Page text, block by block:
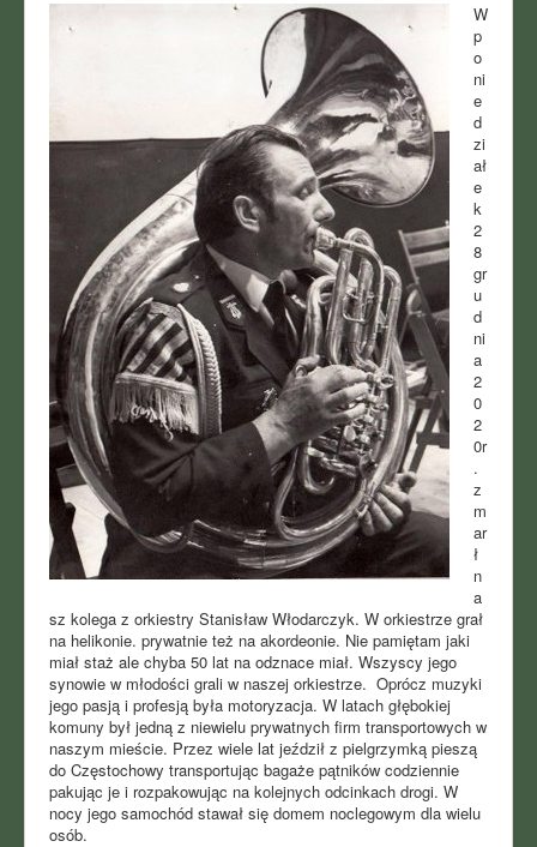
W
p
o
ni
e
d
zi
ał
e
k
2
8
gr
u
d
ni
a
2
0
2
0r
.
z
m
ar
ł
n
a
sz kolega z orkiestry Stanisław Włodarczyk. W orkiestrze grał
na helikonie. prywatnie też na akordeonie. Nie pamiętam jaki
miał staż ale chyba 50 lat na odznace miał. Wszyscy jego
synowie w młodości grali w naszej orkiestrze. Oprócz muzyki
jego pasją i profesją była motoryzacja. W latach głębokiej
komuny był jedną z niewielu prywatnych firm transportowych w
naszym mieście. Przez wiele lat jeździł z pielgrzymką pieszą
do Częstochowy transportując bagaże pątników codziennie
pakując je i rozpakowując na kolejnych odcinkach drogi. W
nocy jego samochód stawał się domem noclegowym dla wielu
osób.